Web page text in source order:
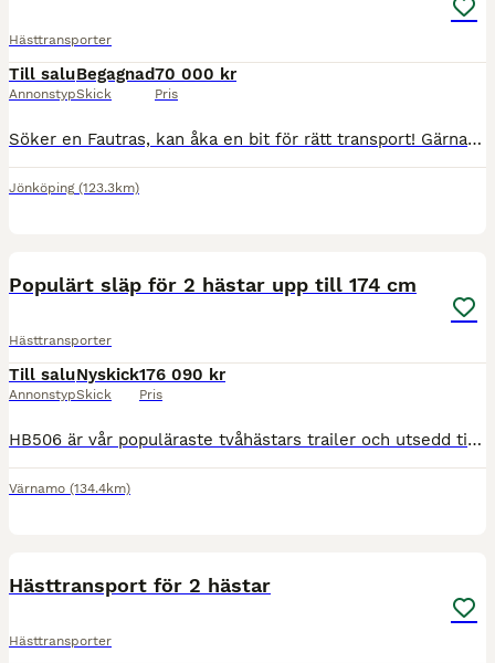
Hästtransporter
Till salu
Annonstyp
Begagnad
Skick
70 000 kr
Pris
Söker en Fautras, kan åka en bit för rätt transport! Gärna från årsmodell 2010- Skicka ett meddelande om du funderar på att sälja , utlovas en snabb o smidig affär Behöver ej vara besiktad
Jönköping (123.3km)
Populärt släp för 2 hästar upp till 174 cm
Hästtransporter
Till salu
Annonstyp
Nyskick
Skick
176 090 kr
Pris
HB506 är vår populäraste tvåhästars trailer och utsedd till Europas finaste hästtransport i den tyska tidningen Cavallos stora trailertest! Du kan välja mellan fronturlastning eller en stor fast sadel
Värnamo (134.4km)
Hästtransport för 2 hästar
Hästtransporter